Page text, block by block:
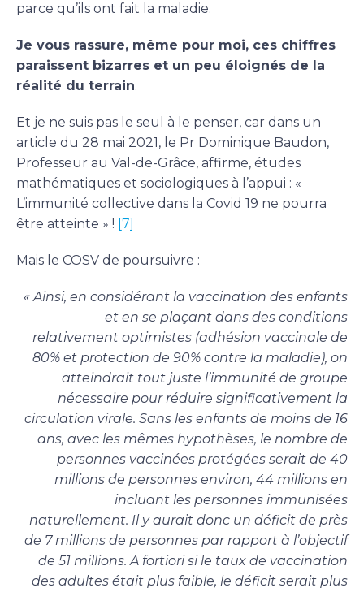
parce qu’ils ont fait la maladie.
Je vous rassure, même pour moi, ces chiffres
paraissent bizarres et un peu éloignés de la
réalité du terrain.
Et je ne suis pas le seul à le penser, car dans un
article du 28 mai 2021, le Pr Dominique Baudon,
Professeur au Val-de-Grâce, affirme, études
mathématiques et sociologiques à l’appui : «
L’immunité collective dans la Covid 19 ne pourra
être atteinte » ! [7]
Mais le COSV de poursuivre :
« Ainsi, en considérant la vaccination des enfants
et en se plaçant dans des conditions
relativement optimistes (adhésion vaccinale de
80% et protection de 90% contre la maladie), on
atteindrait tout juste l’immunité de groupe
nécessaire pour réduire significativement la
circulation virale. Sans les enfants de moins de 16
ans, avec les mêmes hypothèses, le nombre de
personnes vaccinées protégées serait de 40
millions de personnes environ, 44 millions en
incluant les personnes immunisées
naturellement. Il y aurait donc un déficit de près
de 7 millions de personnes par rapport à l’objectif
de 51 millions. A fortiori si le taux de vaccination
des adultes était plus faible, le déficit serait plus